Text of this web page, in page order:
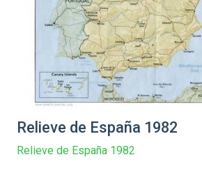
Relieve de España 1982
Relieve de España 1982